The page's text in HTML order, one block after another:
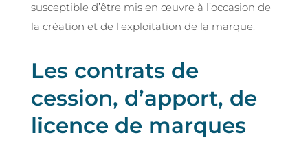
susceptible d’être mis en œuvre à l’occasion de
la création et de l’exploitation de la marque.
Les contrats de
cession, d’apport, de
licence de marques